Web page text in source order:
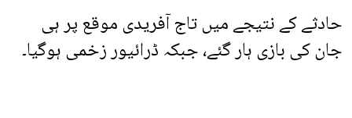
حادثے کے نتیجے میں تاج آفریدی موقع پر ہی
جان کی بازی ہار گئے، جبکہ ڈرائیور زخمی ہوگیا۔